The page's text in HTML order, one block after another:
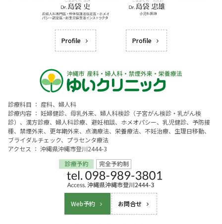
Profile Profile
診療科目 ： 産科、婦人科
診療内容 ： 妊婦健診、母乳外来、婦人科検診（子宮がん検診・乳がん検
診）、漢方診療、婦人科診療、避妊相談、ホメオパシー、乳児健診、予防接
種、禁煙外来、更年期外来、点滴療法、栄養療法、不妊治療、生理日移動、
ブライダルチェック、プラセンタ療法
アクセス ： 沖縄県沖縄市登川2444-3
Web予約 お問合せ